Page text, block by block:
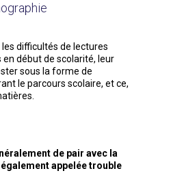
les difficultés de lectures
début de scolarité, leur
sous la forme de
le parcours scolaire, et ce,
de pair avec la
appelée trouble